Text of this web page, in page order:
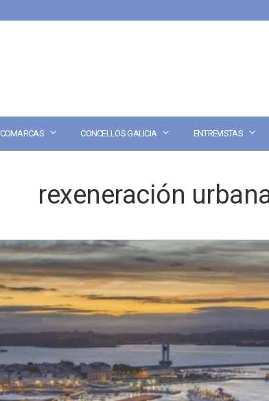
COMARCAS CONCELLOS GALICIA ENTREVISTAS
rexeneración